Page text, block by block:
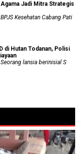
Jadi Mitra Strategis
Kesehatan Cabang Pati
di Hutan Todanan, Polisi
lansia berinisial S